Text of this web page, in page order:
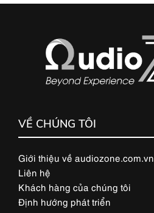
VỀ CHÚNG TÔI
Giới thiệu về audiozone.com.vn
Liên hệ
Khách hàng của chúng tôi
Định hướng phát triển